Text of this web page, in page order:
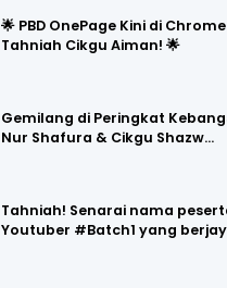
🌟 PBD OnePage Kini di
Tahniah Cikgu Aiman! 🌟
Gemilang di Peringkat
Nur Shafura & Cikgu Shazw…
Tahniah! Senarai nama
Youtuber #Batch1 yang